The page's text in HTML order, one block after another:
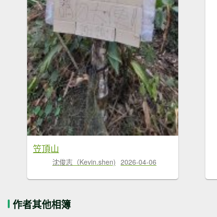
笠頂山
沈俊志（Kevin.shen) 2026-04-06
作者其他相簿